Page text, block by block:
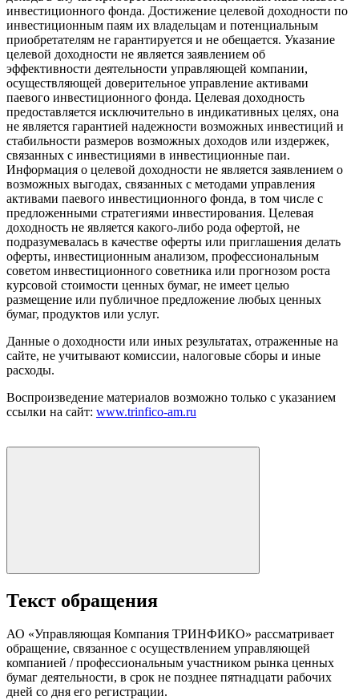
инвестиционного фонда. Достижение целевой доходности по
инвестиционным паям их владельцам и потенциальным
приобретателям не гарантируется и не обещается. Указание
целевой доходности не является заявлением об
эффективности деятельности управляющей компании,
осуществляющей доверительное управление активами
паевого инвестиционного фонда. Целевая доходность
предоставляется исключительно в индикативных целях, она
не является гарантией надежности возможных инвестиций и
стабильности размеров возможных доходов или издержек,
связанных с инвестициями в инвестиционные паи.
Информация о целевой доходности не является заявлением о
возможных выгодах, связанных с методами управления
активами паевого инвестиционного фонда, в том числе с
предложенными стратегиями инвестирования. Целевая
доходность не является какого-либо рода офертой, не
подразумевалась в качестве оферты или приглашения делать
оферты, инвестиционным анализом, профессиональным
советом инвестиционного советника или прогнозом роста
курсовой стоимости ценных бумаг, не имеет целью
размещение или публичное предложение любых ценных
бумаг, продуктов или услуг.
Данные о доходности или иных результатах, отраженные на
сайте, не учитывают комиссии, налоговые сборы и иные
расходы.
Воспроизведение материалов возможно только с указанием
ссылки на сайт: www.trinfico-аm.ru
Текст обращения
АО «Управляющая Компания ТРИНФИКО» рассматривает
обращение, связанное с осуществлением управляющей
компанией / профессиональным участником рынка ценных
бумаг деятельности, в срок не позднее пятнадцати рабочих
дней со дня его регистрации.